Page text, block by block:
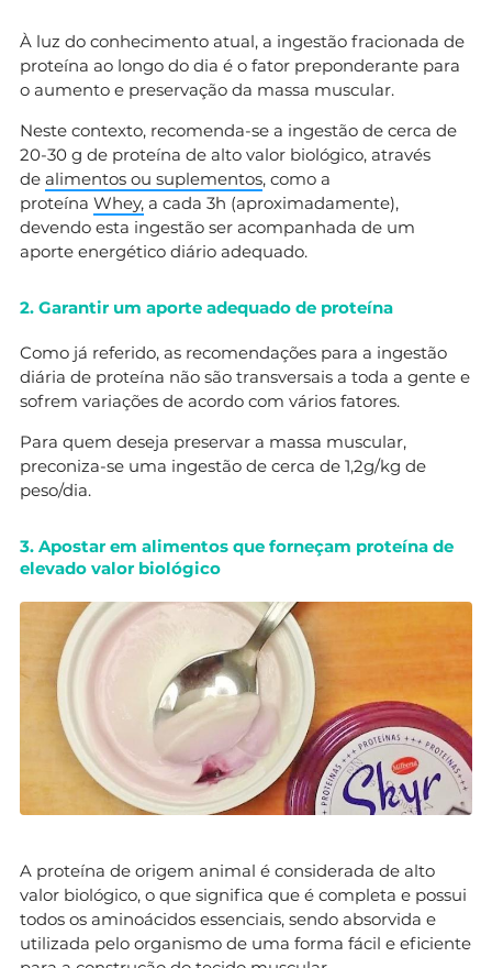
À luz do conhecimento atual, a ingestão fracionada de
proteína ao longo do dia é o fator preponderante para
o aumento e preservação da massa muscular.
Neste contexto, recomenda-se a ingestão de cerca de
20-30 g de proteína de alto valor biológico, através
de alimentos ou suplementos, como a
proteína Whey, a cada 3h (aproximadamente),
devendo esta ingestão ser acompanhada de um
aporte energético diário adequado.
2. Garantir um aporte adequado de proteína
Como já referido, as recomendações para a ingestão
diária de proteína não são transversais a toda a gente e
sofrem variações de acordo com vários fatores.
Para quem deseja preservar a massa muscular,
preconiza-se uma ingestão de cerca de 1,2g/kg de
peso/dia.
3. Apostar em alimentos que forneçam proteína de
elevado valor biológico
A proteína de origem animal é considerada de alto
valor biológico, o que significa que é completa e possui
todos os aminoácidos essenciais, sendo absorvida e
utilizada pelo organismo de uma forma fácil e eficiente